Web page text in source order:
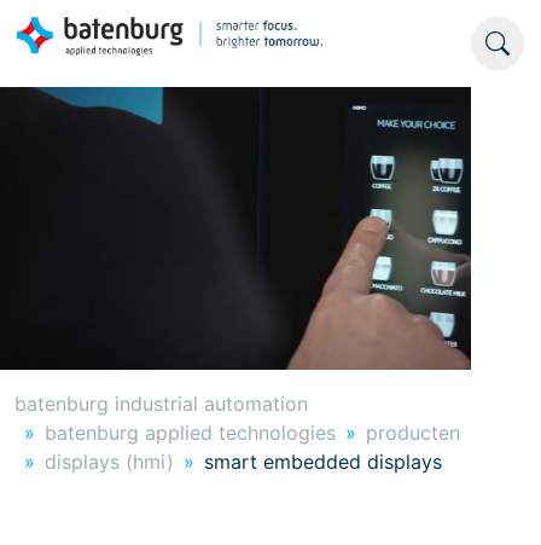
batenburg industrial automation
batenburg applied technologies
producten
displays (hmi)
smart embedded displays